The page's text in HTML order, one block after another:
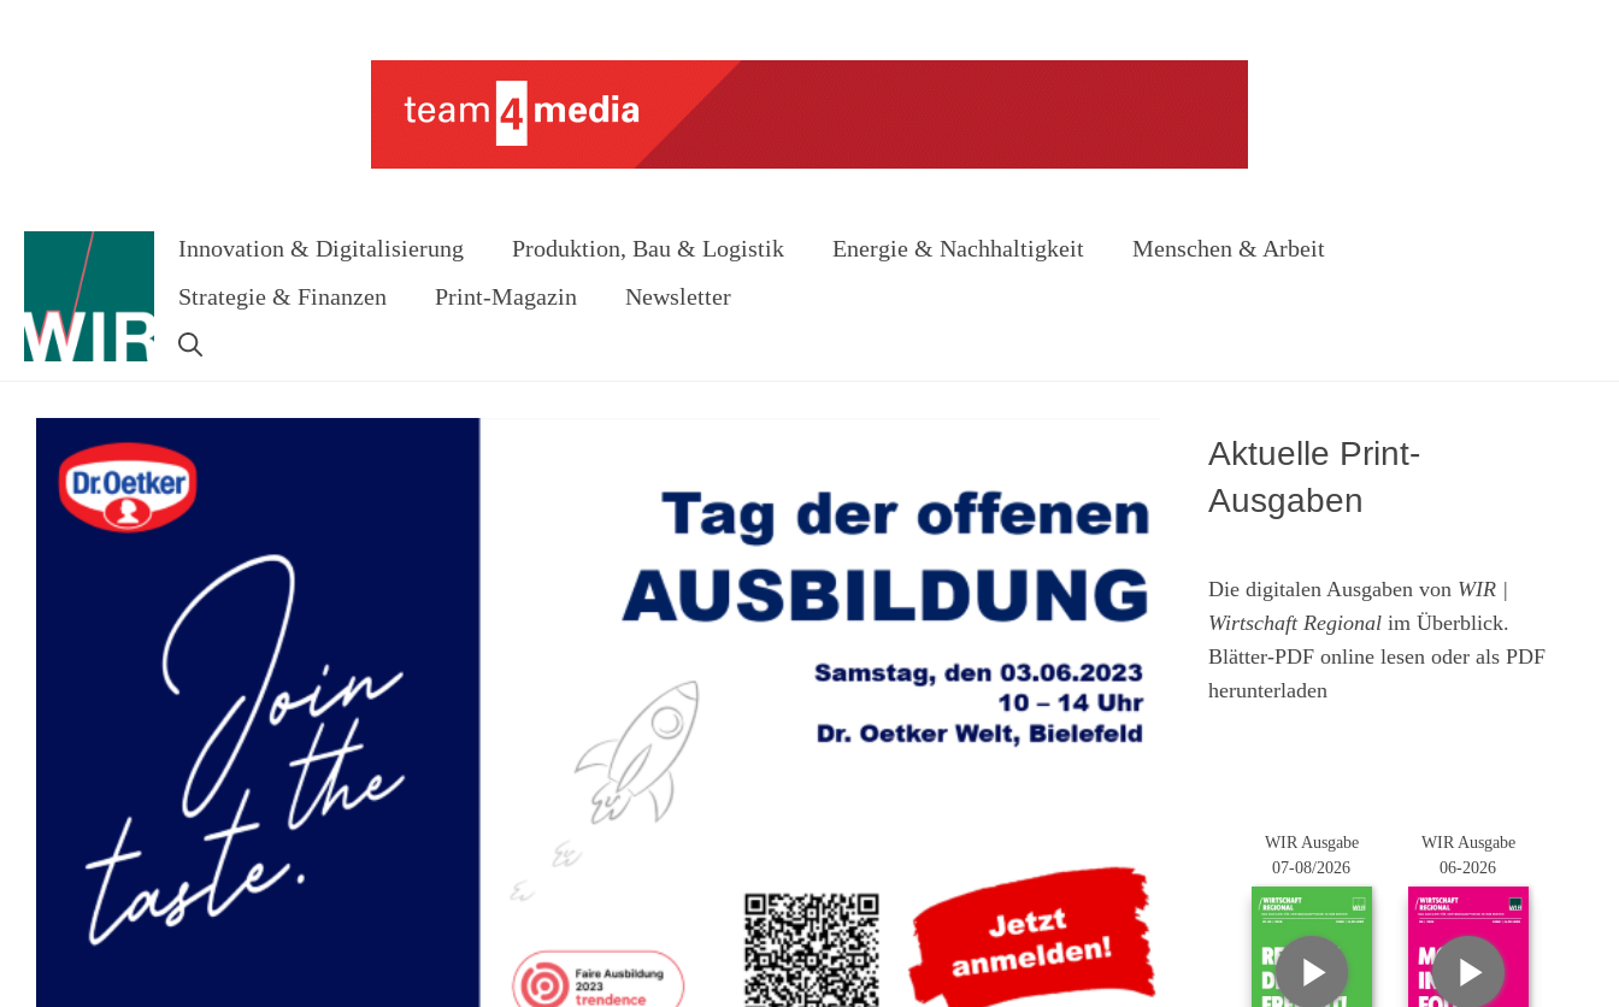
Innovation & Digitalisierung Produktion, Bau & Logistik Energie & Nachhaltigkeit
Menschen & Arbeit
Strategie & Finanzen
Print-Magazin Newsletter
Aktuelle Print-
Ausgaben
Die digitalen Ausgaben von WIR |
Wirtschaft Regional im Überblick.
Blätter-PDF online lesen oder als PDF
herunterladen
WIR Ausgabe
07-08/2026
WIR Ausgabe
06-2026